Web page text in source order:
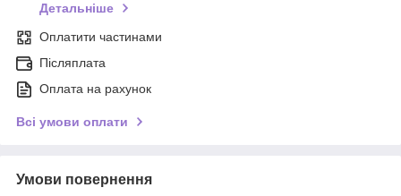
Детальніше
Оплатити частинами
Післяплата
Оплата на рахунок
Всі умови оплати
Умови повернення